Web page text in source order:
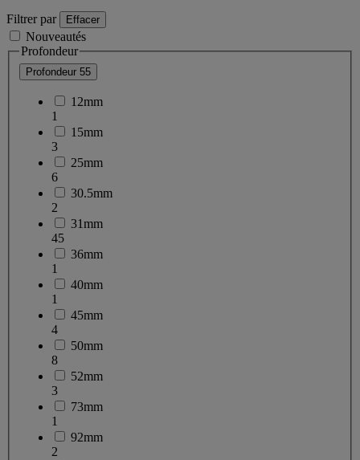
Filtrer par Effacer
Nouveautés
Profondeur
Profondeur 55
12mm
1
15mm
3
25mm
6
30.5mm
2
31mm
45
36mm
1
40mm
1
45mm
4
50mm
8
52mm
3
73mm
1
92mm
2